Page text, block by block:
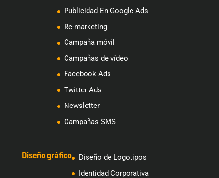
Publicidad En Google Ads
Re-marketing
Campaña móvil
Campañas de vídeo
Facebook Ads
Twitter Ads
Newsletter
Campañas SMS
Diseño gráfico
Diseño de Logotipos
Identidad Corporativa